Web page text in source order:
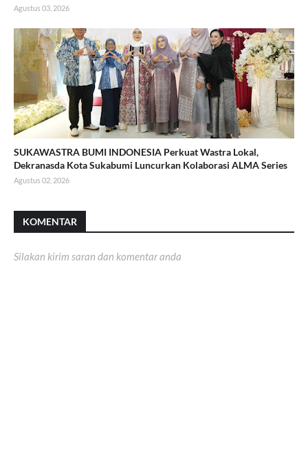
Agustus 03, 2026
SUKAWASTRA BUMI INDONESIA Perkuat Wastra Lokal,
Dekranasda Kota Sukabumi Luncurkan Kolaborasi ALMA Series
Agustus 02, 2026
KOMENTAR
Silakan kirim saran dan komentar anda